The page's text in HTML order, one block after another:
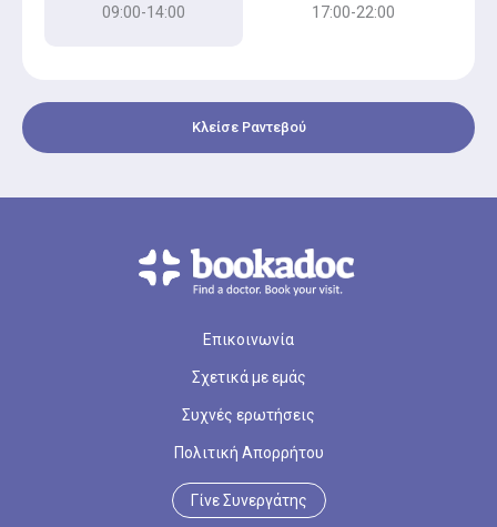
09:00-14:00
17:00-22:00
Κλείσε Ραντεβού
Επικοινωνία
Σχετικά με εμάς
Συχνές ερωτήσεις
Πολιτική Απορρήτου
Γίνε Συνεργάτης